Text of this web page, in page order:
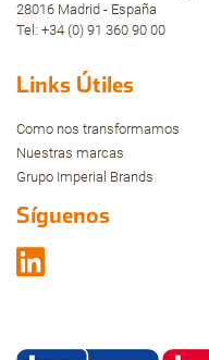
28016 Madrid - España
Tel: +34 (0) 91 360 90 00
Links Útiles
Como nos transformamos
Nuestras marcas
Grupo Imperial Brands
Síguenos